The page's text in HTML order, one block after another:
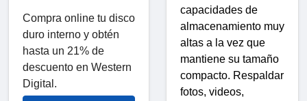
Compra online tu disco
duro interno y obtén
hasta un 21% de
descuento en Western
Digital.
capacidades de
almacenamiento muy
altas a la vez que
mantiene su tamaño
compacto. Respaldar
fotos, videos,